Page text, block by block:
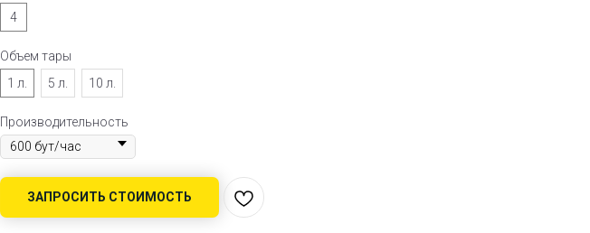
4
Объем тары
1 л.
5 л. 10 л.
Производительность
ЗАПРОСИТЬ СТОИМОСТЬ